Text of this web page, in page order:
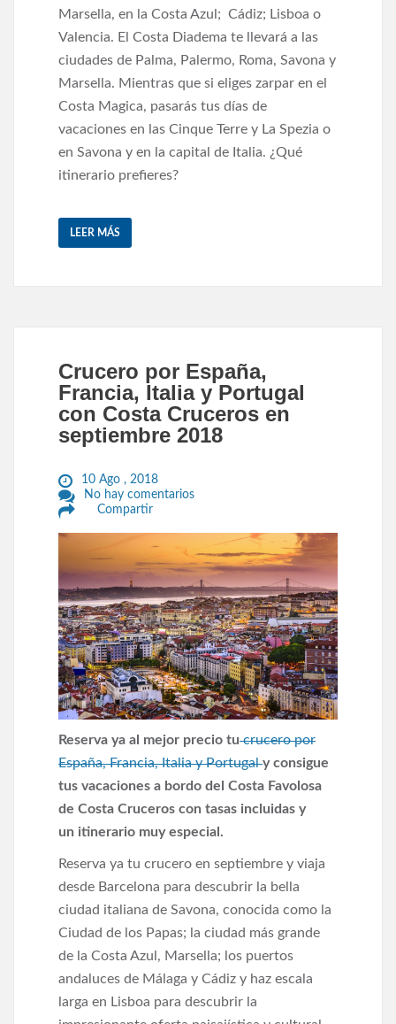
Marsella, en la Costa Azul; Cádiz; Lisboa o
Valencia. El Costa Diadema te llevará a las
ciudades de Palma, Palermo, Roma, Savona y
Marsella. Mientras que si eliges zarpar en el
Costa Magica, pasarás tus días de
vacaciones en las Cinque Terre y La Spezia o
en Savona y en la capital de Italia. ¿Qué
itinerario prefieres?
LEER MÁS
Crucero por España,
Francia, Italia y Portugal
con Costa Cruceros en
septiembre 2018
10 Ago , 2018
No hay comentarios
Compartir
Reserva ya al mejor precio tucrucero por
España, Francia, Italia y Portugaly consigue
tus vacaciones a bordo del Costa Favolosa
de Costa Cruceros con tasas incluidas y
un itinerario muy especial.
Reserva ya tu crucero en septiembre y viaja
desde Barcelona para descubrir la bella
ciudad italiana de Savona, conocida como la
Ciudad de los Papas; la ciudad más grande
de la Costa Azul, Marsella; los puertos
andaluces de Málaga y Cádiz y haz escala
larga en Lisboa para descubrir la